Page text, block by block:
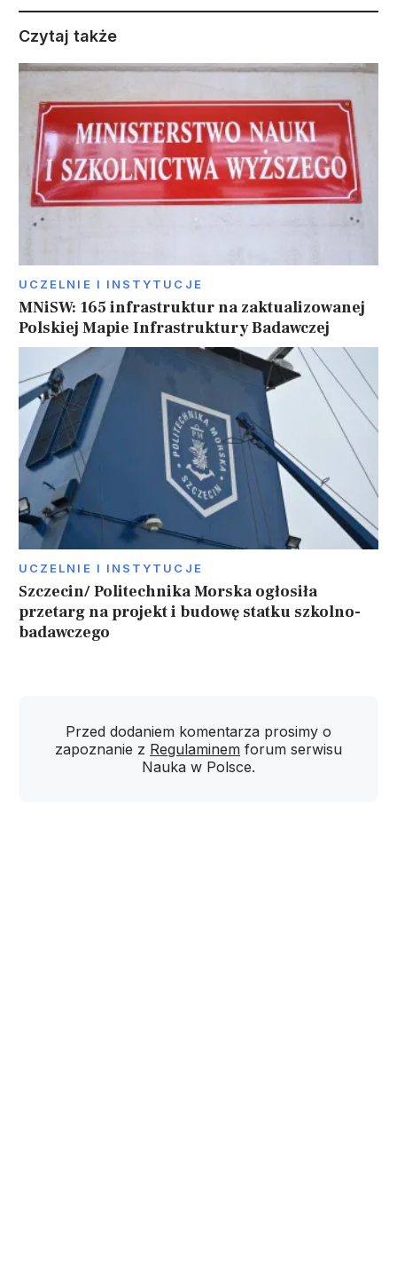
Czytaj także
UCZELNIE I INSTYTUCJE
MNiSW: 165 infrastruktur na zaktualizowanej
Polskiej Mapie Infrastruktury Badawczej
UCZELNIE I INSTYTUCJE
Szczecin/ Politechnika Morska ogłosiła
przetarg na projekt i budowę statku szkolno-
badawczego
Przed dodaniem komentarza prosimy o
zapoznanie z Regulaminem forum serwisu
Nauka w Polsce.